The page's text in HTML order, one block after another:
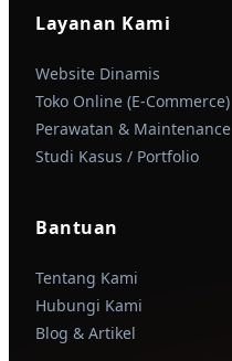
Layanan Kami
Website Dinamis
Toko Online (E-Commerce)
Perawatan & Maintenance
Studi Kasus / Portfolio
Bantuan
Tentang Kami
Hubungi Kami
Blog & Artikel